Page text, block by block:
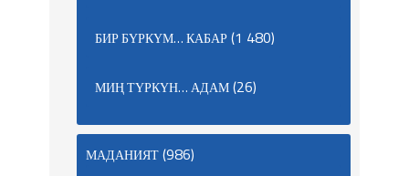
БИР БҮРКҮМ… КАБАР(1 480)
МИҢ ТҮРКҮН… АДАМ(26)
МАДАНИЯТ(986)